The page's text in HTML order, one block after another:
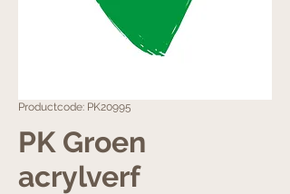
Productcode: PK20995
PK Groen
acrylverf